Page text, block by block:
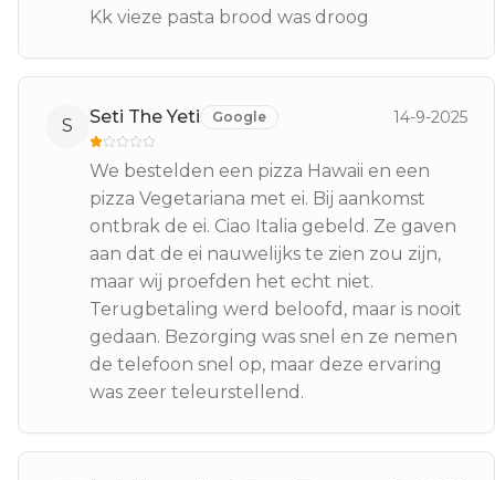
Kk vieze pasta brood was droog
S Seti The Yeti Google 14-9-2025
We bestelden een pizza Hawaii en een
pizza Vegetariana met ei. Bij aankomst
ontbrak de ei. Ciao Italia gebeld. Ze gaven
aan dat de ei nauwelijks te zien zou zijn,
maar wij proefden het echt niet.
Terugbetaling werd beloofd, maar is nooit
gedaan. Bezorging was snel en ze nemen
de telefoon snel op, maar deze ervaring
was zeer teleurstellend.